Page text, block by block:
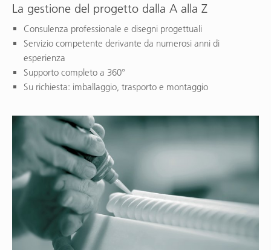
La gestione del progetto dalla A alla Z
Consulenza professionale e disegni progettuali
Servizio competente derivante da numerosi anni di
esperienza
Supporto completo a 360°
Su richiesta: imballaggio, trasporto e montaggio